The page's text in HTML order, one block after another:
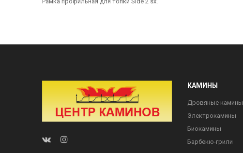
КАМИНЫ
Дровяные камины
Электрокамины
Биокамины
Барбекю-грили